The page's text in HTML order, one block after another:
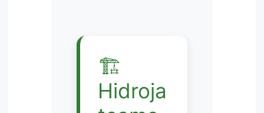
🏗️
Hidroja